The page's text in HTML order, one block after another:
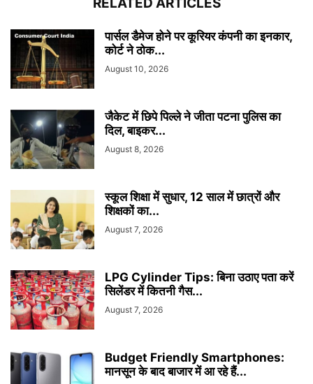
पार्सल डैमेज होने पर कूरियर कंपनी का इनकार,
कोर्ट ने ठोक...
August 10, 2026
जैकेट में छिपे पिल्ले ने जीता पटना पुलिस का
दिल, बाइकर...
August 8, 2026
स्कूल शिक्षा में सुधार, 12 साल में छात्रों और
शिक्षकों का...
August 7, 2026
LPG Cylinder Tips: बिना उठाए पता करें
सिलेंडर में कितनी गैस...
August 7, 2026
Budget Friendly Smartphones:
मानसून के बाद बाजार में आ रहे हैं...